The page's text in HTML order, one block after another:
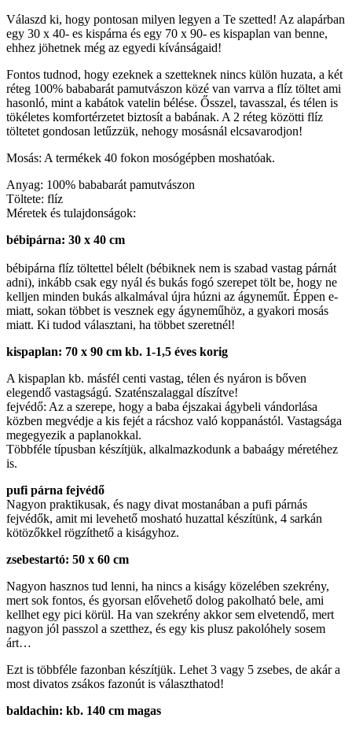
Válaszd ki, hogy pontosan milyen legyen a Te szetted! Az alapárban
egy 30 x 40- es kispárna és egy 70 x 90- es kispaplan van benne,
ehhez jöhetnek még az egyedi kívánságaid!
Fontos tudnod, hogy ezeknek a szetteknek nincs külön huzata, a két
réteg 100% bababarát pamutvászon közé van varrva a flíz töltet ami
hasonló, mint a kabátok vatelin bélése. Ősszel, tavasszal, és télen is
tökéletes komfortérzetet biztosít a babának. A 2 réteg közötti flíz
töltetet gondosan letűzzük, nehogy mosásnál elcsavarodjon!
Mosás: A termékek 40 fokon mosógépben moshatóak.
Anyag: 100% bababarát pamutvászon
Töltete: flíz
Méretek és tulajdonságok:
bébipárna: 30 x 40 cm
bébipárna flíz töltettel bélelt (bébiknek nem is szabad vastag párnát
adni), inkább csak egy nyál és bukás fogó szerepet tölt be, hogy ne
kelljen minden bukás alkalmával újra húzni az ágyneműt. Éppen e-
miatt, sokan többet is vesznek egy ágyneműhöz, a gyakori mosás
miatt. Ki tudod választani, ha többet szeretnél!
kispaplan: 70 x 90 cm kb. 1-1,5 éves korig
A kispaplan kb. másfél centi vastag, télen és nyáron is bőven
elegendő vastagságú. Szaténszalaggal díszítve!
fejvédő: Az a szerepe, hogy a baba éjszakai ágybeli vándorlása
közben megvédje a kis fejét a rácshoz való koppanástól. Vastagsága
megegyezik a paplanokkal.
Többféle típusban készítjük, alkalmazkodunk a babaágy méretéhez
is.
pufi párna fejvédő
Nagyon praktikusak, és nagy divat mostanában a pufi párnás
fejvédők, amit mi levehető mosható huzattal készítünk, 4 sarkán
kötözőkkel rögzíthető a kiságyhoz.
zsebestartó: 50 x 60 cm
Nagyon hasznos tud lenni, ha nincs a kiságy közelében szekrény,
mert sok fontos, és gyorsan elővehető dolog pakolható bele, ami
kellhet egy pici körül. Ha van szekrény akkor sem elvetendő, mert
nagyon jól passzol a szetthez, és egy kis plusz pakolóhely sosem
árt…
Ezt is többféle fazonban készítjük. Lehet 3 vagy 5 zsebes, de akár a
most divatos zsákos fazonút is választhatod!
baldachin: kb. 140 cm magas